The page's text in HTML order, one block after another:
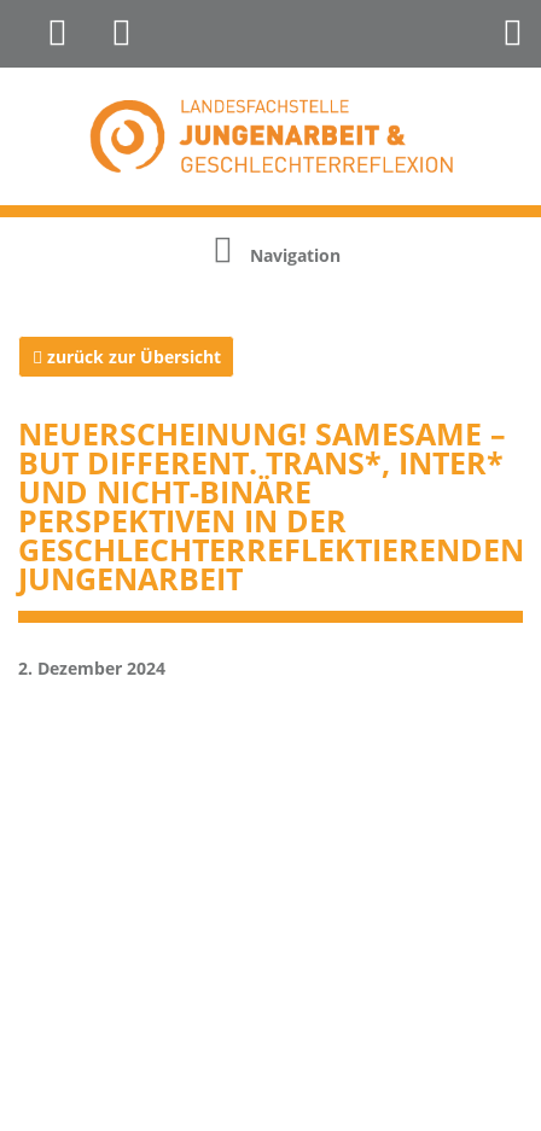
Geschlechterreflexion
Navigation
zurück zur Übersicht
NEUERSCHEINUNG! SAMESAME –
BUT DIFFERENT. TRANS*, INTER*
UND NICHT-BINÄRE
PERSPEKTIVEN IN DER
GESCHLECHTERREFLEKTIERENDEN
JUNGENARBEIT
2. Dezember 2024